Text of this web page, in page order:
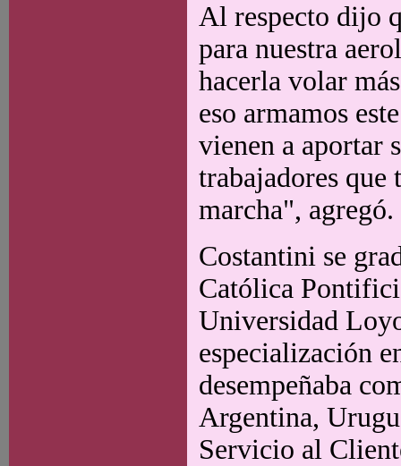
Al respecto dijo
para nuestra
hacerla volar
eso armamos
vienen a aportar
trabajadores que
marcha", agregó.
Costantini se
Católica
Universidad
especialización
desempeñaba
Argentina,
Servicio al